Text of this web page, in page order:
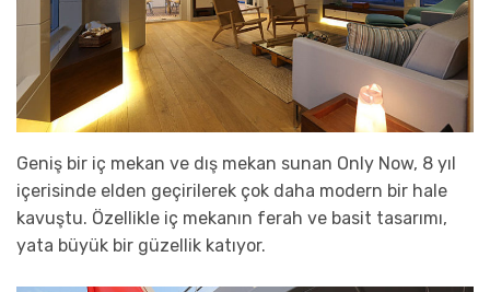
Geniş bir iç mekan ve dış mekan sunan Only Now, 8 yıl
içerisinde elden geçirilerek çok daha modern bir hale
kavuştu. Özellikle iç mekanın ferah ve basit tasarımı,
yata büyük bir güzellik katıyor.